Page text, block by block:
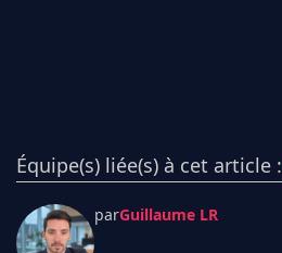
Équipe(s) liée(s) à cet article :
parGuillaume LR